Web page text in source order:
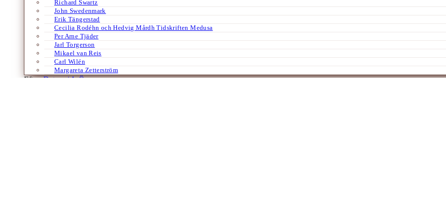
Richard Swartz
John Swedenmark
Erik Tängerstad
Cecilia Rodéhn och Hedvig Mårdh Tidskriften Medusa
Per Arne Tjäder
Jarl Torgerson
Mikael van Reis
Carl Wilén
Margareta Zetterström
Efter:Datum /A-Ö